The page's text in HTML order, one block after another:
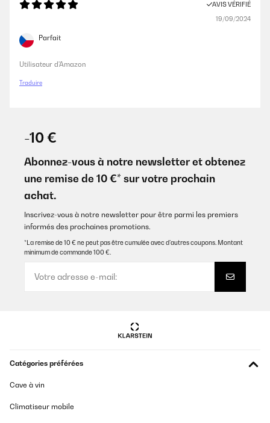
AVIS VÉRIFIÉ
19/09/2024
Parfait
Utilisateur d'Amazon
Traduire
-10 €
Abonnez-vous à notre newsletter et obtenez
une remise de 10 €* sur votre prochain
achat.
Inscrivez-vous à notre newsletter pour être parmi les premiers
informés des prochaines promotions.
*La remise de 10 € ne peut pas être cumulée avec d’autres coupons. Montant
minimum de commande 100 €.
Catégories préférées
Cave à vin
Climatiseur mobile